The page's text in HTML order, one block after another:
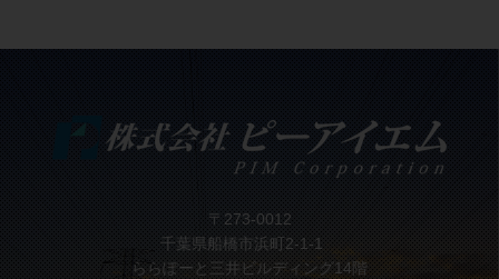
〒273-0012
千葉県船橋市浜町2-1-1
ららぽーと三井ビルディング14階